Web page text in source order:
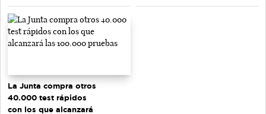
La Junta compra otros
40.000 test rápidos
con los que alcanzará